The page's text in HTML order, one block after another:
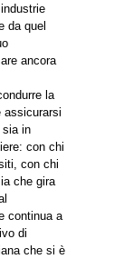
da quel
ancora
la
assicurarsi
sia in
con chi
con chi
che gira
continua a
di
che si è